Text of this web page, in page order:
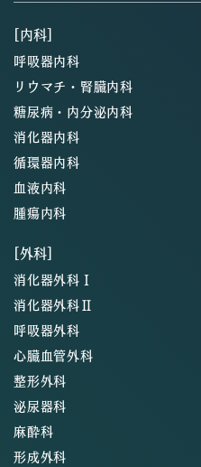
[内科]
呼吸器内科
リウマチ・腎臓内科
糖尿病・内分泌内科
消化器内科
循環器内科
血液内科
腫瘍内科
[外科]
消化器外科Ⅰ
消化器外科Ⅱ
呼吸器外科
心臓血管外科
整形外科
泌尿器科
麻酔科
形成外科